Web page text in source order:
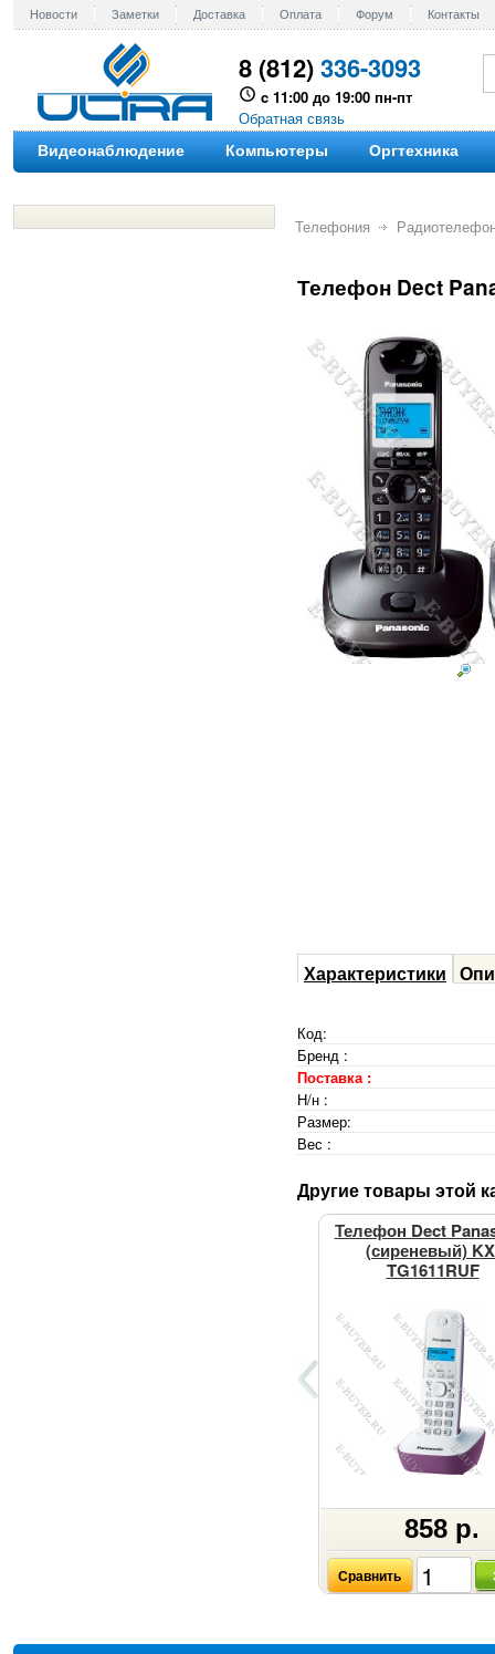
Новости Заметки Доставка Оплата Форум Контакты
8 (812)336-3093
c 11:00 до 19:00 пн-пт
Обратная связь
Видеонаблюдение Компьютеры Оргтехника
Телефония
Телефон Dect
Характеристики
Код:
Бренд :
Поставка :
Н/н :
Размер:
Вес :
Другие товары этой
Телефон Dect
(сиреневый)
TG1611RUF
858 р.
Сравнить